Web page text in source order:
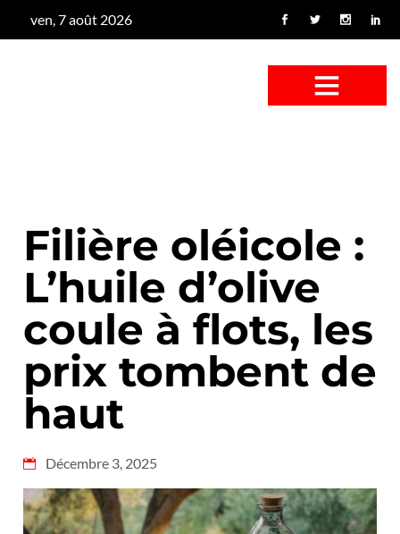
ven, 7 août 2026
Filière oléicole :
L’huile d’olive
coule à flots, les
prix tombent de
haut
Décembre 3, 2025